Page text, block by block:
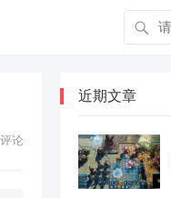
评论
近期文章